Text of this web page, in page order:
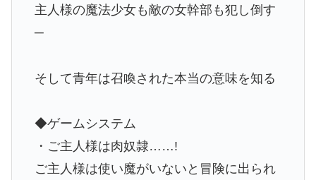
主人様の魔法少女も敵の女幹部も犯し倒す
─
そして青年は召喚された本当の意味を知る
◆ゲームシステム
・ご主人様は肉奴隷……!
ご主人様は使い魔がいないと冒険に出られ